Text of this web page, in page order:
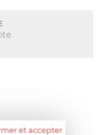
et accepter